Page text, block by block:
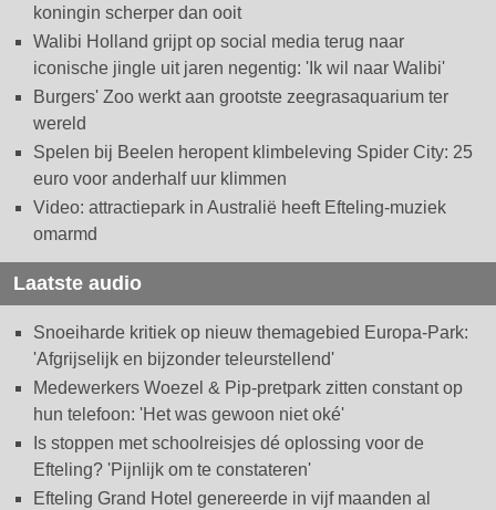
koningin scherper dan ooit
Walibi Holland grijpt op social media terug naar
iconische jingle uit jaren negentig: 'Ik wil naar Walibi'
Burgers' Zoo werkt aan grootste zeegrasaquarium ter
wereld
Spelen bij Beelen heropent klimbeleving Spider City: 25
euro voor anderhalf uur klimmen
Video: attractiepark in Australië heeft Efteling-muziek
omarmd
Laatste audio
Snoeiharde kritiek op nieuw themagebied Europa-Park:
'Afgrijselijk en bijzonder teleurstellend'
Medewerkers Woezel & Pip-pretpark zitten constant op
hun telefoon: 'Het was gewoon niet oké'
Is stoppen met schoolreisjes dé oplossing voor de
Efteling? 'Pijnlijk om te constateren'
Efteling Grand Hotel genereerde in vijf maanden al